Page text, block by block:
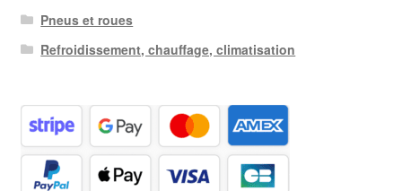
Pneus et roues
Refroidissement, chauffage, climatisation